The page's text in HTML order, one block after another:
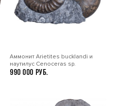
Аммонит Arietites bucklandi и
наутилус Cenoceras sp.
990 000